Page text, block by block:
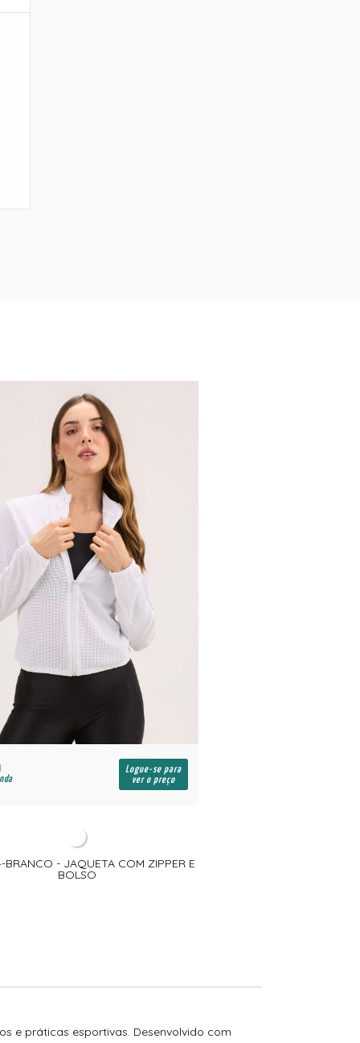
Logue-se para
ver o preço
- JAQUETA COM ZIPPER E
BOLSO
e práticas esportivas. Desenvolvido com